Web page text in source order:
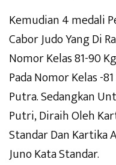
Kemudian 4 medali
Cabor Judo Yang Di
Nomor Kelas 81-90
Pada Nomor Kelas -
Putra. Sedangkan
Putri, Diraih Oleh
Standar Dan Kartika
Juno Kata Standar.